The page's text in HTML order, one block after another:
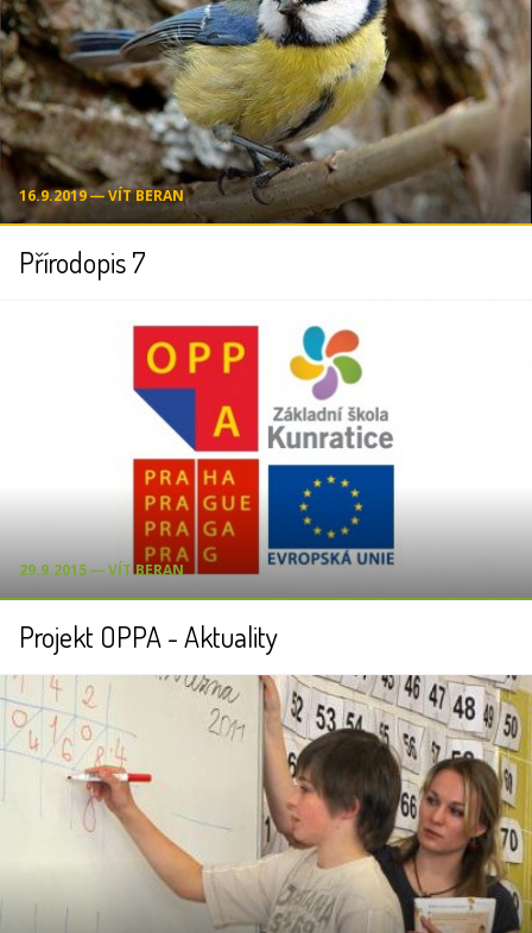
16.9.2019 ― VÍT BERAN
Přírodopis 7
29.9.2015 ― VÍT BERAN
Projekt OPPA - Aktuality